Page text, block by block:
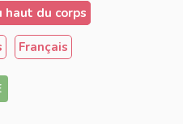
haut du corps
Français